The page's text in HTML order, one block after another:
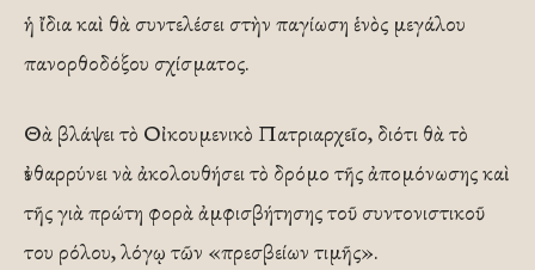
ἡ ἴδια καὶ θὰ συντελέσει στὴν παγίωση ἑνὸς μεγάλου
πανορθοδόξου σχίσματος.
Θὰ βλάψει τὸ Οἰκουμενικὸ Πατριαρχεῖο, διότι θὰ τὸ
ἐνθαρρύνει νὰ ἀκολουθήσει τὸ δρόμο τῆς ἀπομόνωσης καὶ
τῆς γιὰ πρώτη φορὰ ἀμφισβήτησης τοῦ συντονιστικοῦ
του ρόλου, λόγῳ τῶν «πρεσβείων τιμῆς».